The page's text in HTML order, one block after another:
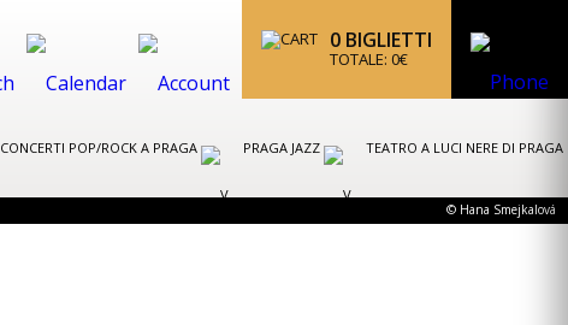
0 BIGLIETTI
TOTALE: 0€
CONCERTI POP/ROCK A PRAGA PRAGA JAZZ TEATRO A LUCI NERE DI PRAGA
© Hana Smejkalová